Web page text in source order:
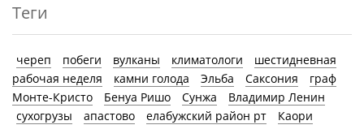
Теги
череп побеги вулканы климатологи
шестидневная
рабочая неделя
камни голода Эльба Саксония
граф
Монте-Кристо
Бенуа Ришо Сунжа
Владимир Ленин
сухогрузы
апастово елабужский район рт
Каори